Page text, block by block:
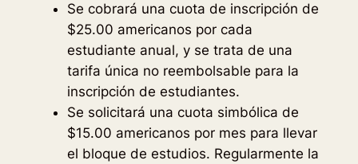
Se cobrará una cuota de inscripción de
$25.00 americanos por cada
estudiante anual, y se trata de una
tarifa única no reembolsable para la
inscripción de estudiantes.
Se solicitará una cuota simbólica de
$15.00 americanos por mes para llevar
el bloque de estudios. Regularmente la